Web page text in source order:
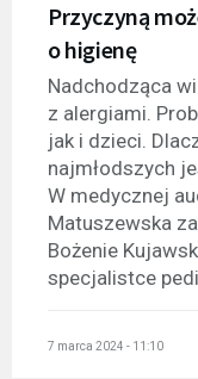
Przyczyną
o higienę
Nadchodząca
z alergiami.
jak i dzieci.
najmłodszych
W medycznej
Matuszewska
Bożenie
specjalistce
7 marca 2024 - 11:10